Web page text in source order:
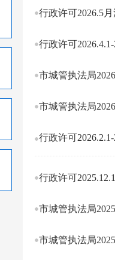
行政许可2026.5
行政许可
市城管执法局
市城管执法局
行政许可
行政许可
市城管执法局
市城管执法局